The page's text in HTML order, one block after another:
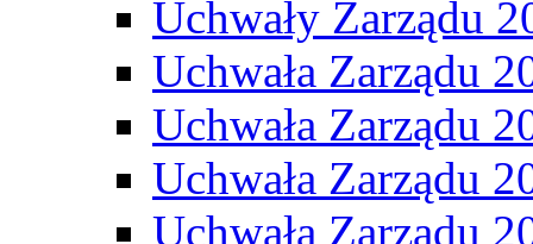
Uchwały Zarządu
Uchwała Zarządu
Uchwała Zarządu
Uchwała Zarządu
Uchwała Zarządu